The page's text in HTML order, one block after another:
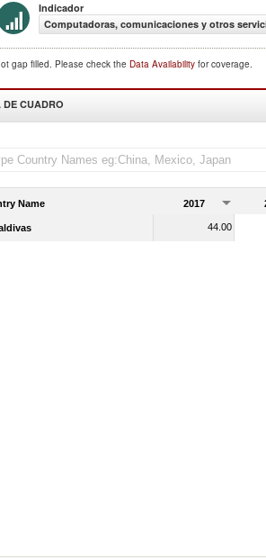
Indicador
Computadoras, comunicaciones y otros
gap filled. Please check the Data Availability for coverage.
DE CUADRO
Name 2017
44.00